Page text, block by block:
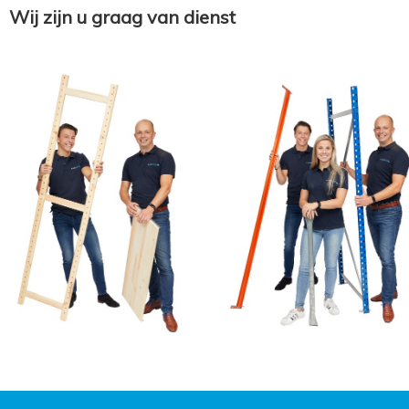
Wij zijn u graag van dienst